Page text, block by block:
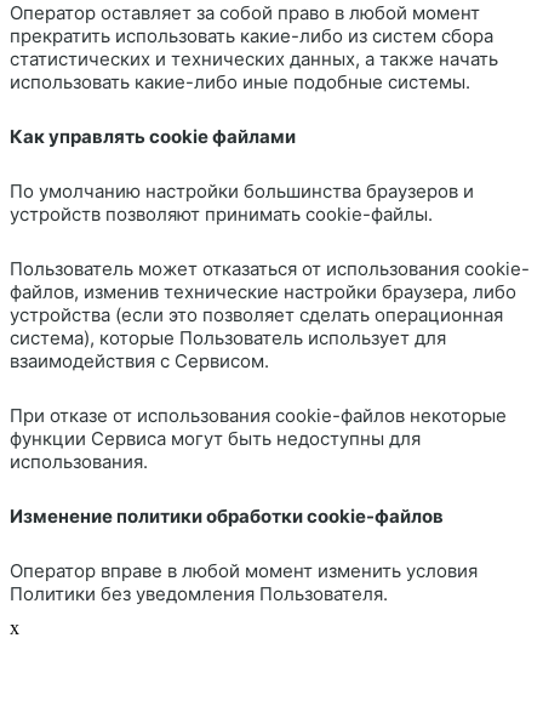
Оператор оставляет за собой право в любой момент
прекратить использовать какие-либо из систем сбора
статистических и технических данных, а также начать
использовать какие-либо иные подобные системы.
Как управлять cookie файлами
По умолчанию настройки большинства браузеров и
устройств позволяют принимать cookie-файлы.
Пользователь может отказаться от использования cookie-
файлов, изменив технические настройки браузера, либо
устройства (если это позволяет сделать операционная
система), которые Пользователь использует для
взаимодействия с Сервисом.
При отказе от использования cookie-файлов некоторые
функции Сервиса могут быть недоступны для
использования.
Изменение политики обработки cookie-файлов
Оператор вправе в любой момент изменить условия
Политики без уведомления Пользователя.
x